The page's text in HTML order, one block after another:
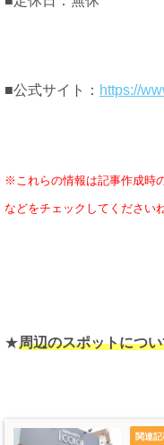
■公式サイト： https://
※これらの情報は記事作成時
などをチェックしてくださいね
★周辺のスポットにつ